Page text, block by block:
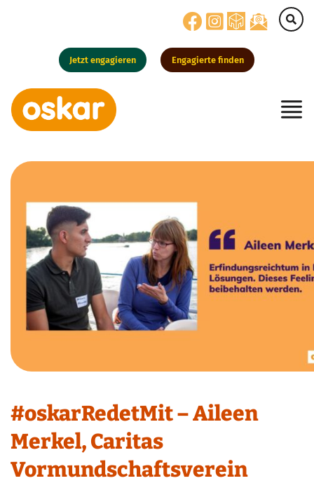
Jetzt engagieren Engagierte finden
Hauptnavigation
#oskarRedetMit – Aileen
Merkel, Caritas
Vormundschaftsverein